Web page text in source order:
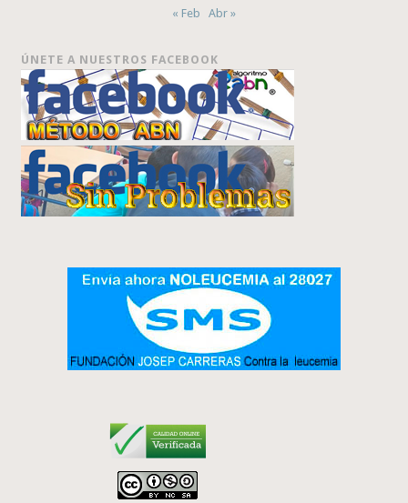
« Feb Abr »
ÚNETE A NUESTROS FACEBOOK